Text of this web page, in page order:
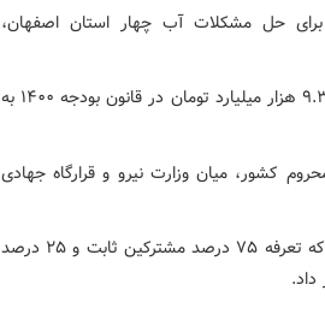
حل مشکلات آب چهار استان اصفهان،
در قانون بودجه سال آینده اعتبارات منابع آب از ۹.۳ هزار میلیارد تومان در قانون بودجه ۱۴۰۰ به
روستاهای محروم کشور، میان وزارت نیرو و قرارگاه جهادی
وزیر نیرو از تعرفه گذاری پلکانی، به نحوی که تعرفه ۷۵ درصد مشترکین ثابت و ۲۵ درصد